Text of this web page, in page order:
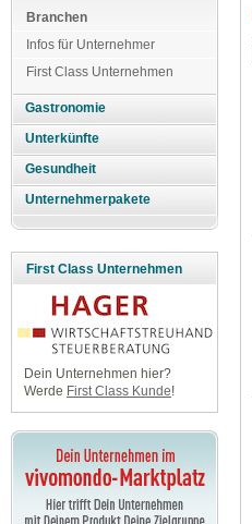
Branchen
Infos für Unternehmer
First Class Unternehmen
Gastronomie
Unterkünfte
Gesundheit
Unternehmerpakete
First Class Unternehmen
Dein Unternehmen hier?
Werde First Class Kunde!